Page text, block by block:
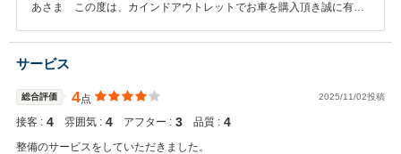
あさま この度は、カインドアウトレットでお車を購入頂き誠に有難
く思います。オイル交換やメンテナンスなどのお車のことで何か御座
いましたらお気軽にご連絡下さい。今後とも末永いお付き合いの程宜
サービス
総合評価 4点 2025/11/02投稿
接客 : 4 雰囲気 : 4 アフター : 3 品質 : 4
整備のサービスをしていただきました。